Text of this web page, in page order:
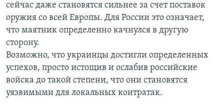
сейчас даже становятся сильнее за счет поставок
оружия со всей Европы. Для России это означает,
что маятник определенно качнулся в другую
сторону.
Возможно, что украинцы достигли определенных
успехов, просто истощив и ослабив российские
войска до такой степени, что они становятся
уязвимыми для локальных контратак.